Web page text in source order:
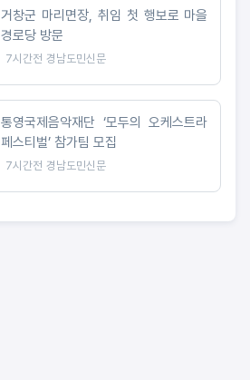
거창군 마리면장, 취임 첫 행보로 마을
경로당 방문
7시간전 경남도민신문
통영국제음악재단 ‘모두의 오케스트라
페스티벌’ 참가팀 모집
7시간전 경남도민신문